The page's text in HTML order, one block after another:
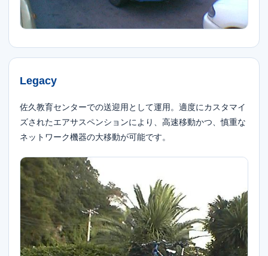
Legacy
佐久教育センターでの送迎用として運用。適度にカスタマイ
ズされたエアサスペンションにより、高速移動かつ、慎重な
ネットワーク機器の大移動が可能です。